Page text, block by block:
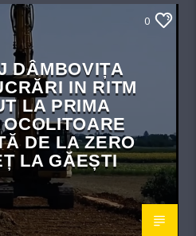
0
DÂMBOVIȚA
IN RITM
LA PRIMA
DE LA ZERO
LA GĂEȘTI